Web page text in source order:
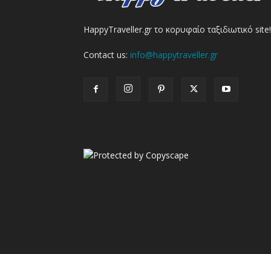
HappyTraveller.gr το κορυφαίο ταξιδιωτικό site!
Contact us: info@happytraveller.gr